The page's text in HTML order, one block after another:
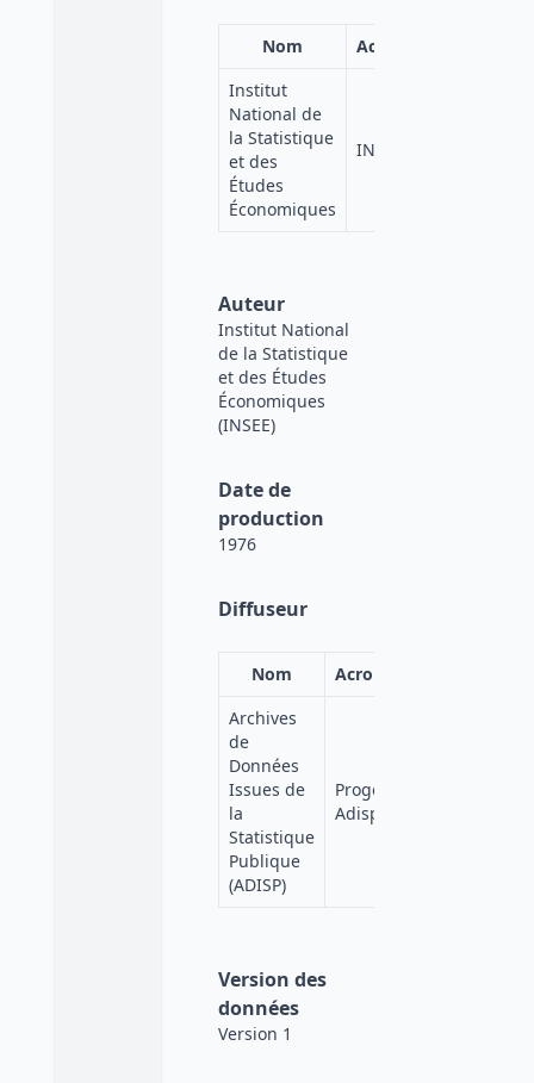
Nom
Acronyme
Institut
National de
la Statistique
et des
Études
Économiques
INSEE
Auteur
Institut National
de la Statistique
et des Études
Économiques
(INSEE)
Date de
production
1976
Diffuseur
Nom Acronyme
Archives
de
Données
Issues de
la
Statistique
Publique
(ADISP)
Progedo-
Adisp
Version des
données
Version 1